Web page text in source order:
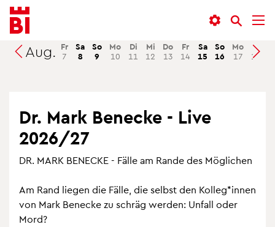
In­
halt
an­
sprin­
Menü
an­
sprin­
gen
Suche
an­
sprin­
gen
Suchen
Aug. Fr
7
Sa
8
So
9
Mo
10
Di
11
Mi
12
Do
13
Fr
14
Sa
15
So
16
Mo
17
Di
18
Dr. Mark Be­n­ecke - Live
2026/27
DR. MARK BE­N­ECKE - Fälle am Rande des Mög­li­chen
Am Rand lie­gen die Fälle, die selbst den Kol­leg*innen
von Mark Be­n­ecke zu schräg wer­den: Un­fall oder
Mord?